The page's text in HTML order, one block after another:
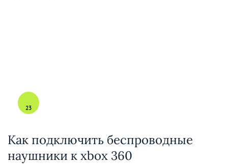
23
Как подключить беспроводные
наушники к xbox 360